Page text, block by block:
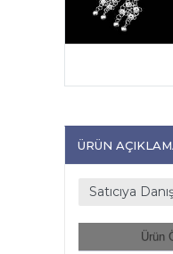
ÜRÜN
Satıcıya
Ürün